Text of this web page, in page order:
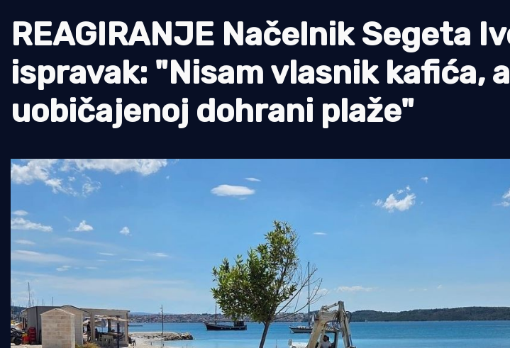
Tradicija i kultura
REAGIRANJE Načelnik Segeta
ispravak: "Nisam vlasnik kafića,
uobičajenoj dohrani plaže"